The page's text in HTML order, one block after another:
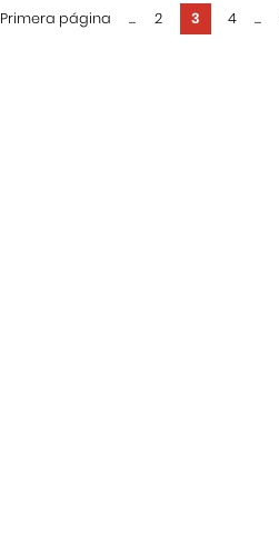
Primera página ... 2 3 4 ...